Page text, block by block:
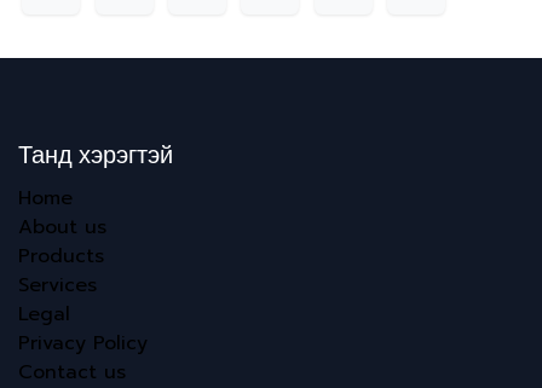
Танд хэрэгтэй
Home
About us
Products
Services
Legal
Privacy Policy
Contact us